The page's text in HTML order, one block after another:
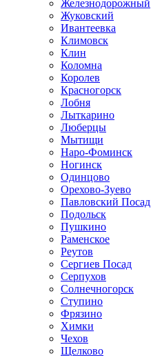
Железнодорожный
Жуковский
Ивантеевка
Климовск
Клин
Коломна
Королев
Красногорск
Лобня
Лыткарино
Люберцы
Мытищи
Наро-Фоминск
Ногинск
Одинцово
Орехово-Зуево
Павловский Посад
Подольск
Пушкино
Раменское
Реутов
Сергиев Посад
Серпухов
Солнечногорск
Ступино
Фрязино
Химки
Чехов
Щелково